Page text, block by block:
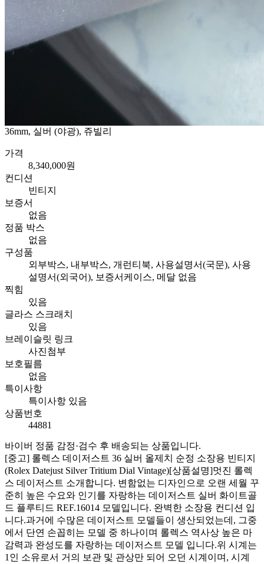
36mm, 실버 (야광), 쥬빌리
가격
8,340,000원
컨디션
빈티지
보증서
없음
정품 박스
없음
구성품
외부박스, 내부박스, 개런티북, 사용설명서(국문), 사용
설명서(외국어), 보증서케이스, 메달 없음
찍힘
있음
글라스 스크래치
있음
브레이슬릿 링크
사진첨부
보호필름
없음
특이사항
특이사항 있음
상품번호
44881
바이버 정품 감정·검수 후 배송되는 상품입니다.
[중고] 롤렉스 데이저스트 36 실버 올제치 순정 소장용 빈티지
(Rolex Datejust Silver Tritium Dial Vintage)[상품설명] ​ 멋진 롤렉
스 데이저스트 소개합니다. 변함없는 디자인으로 오랜 세월 꾸
준히 높은 수요와 인기를 자랑하는 데이저스트 실버 화이트골
드 플루티드 REF.16014 모델입니다. 완벽한 소장용 컨디션 입
니다. ​ 과거에 수많은 데이저스트 모델들이 생산되었는데, 그중
에서 단연 손꼽히는 모델 중 하나이며 롤렉스 역사상 높은 마
감력과 완성도를 자랑하는 데이저스트 모델 입니다. ​ 위 시계는
1인 소유로서 거의 보관 및 관상만 되어 오던 시계이며, 시계